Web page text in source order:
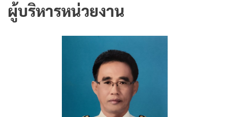
ผู้บริหารหน่วยงาน